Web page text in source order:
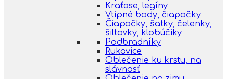
Kraťase, legíny
Vtipné body, čiapočky
Čiapočky, šatky, čelenky,
šiltovky, klobúčiky
Podbradníky
Rukavice
Oblečenie ku krstu, na
slávnosť